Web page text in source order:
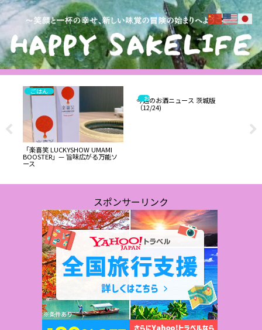
ごはん
「楽喜笑 LUCKYSHOW UMAMI
BOOSTER」— 旨味広がる万能ソ
ース
お酒
今週のお酒ニュース 茨城版
（12/24)
スポンサーリンク